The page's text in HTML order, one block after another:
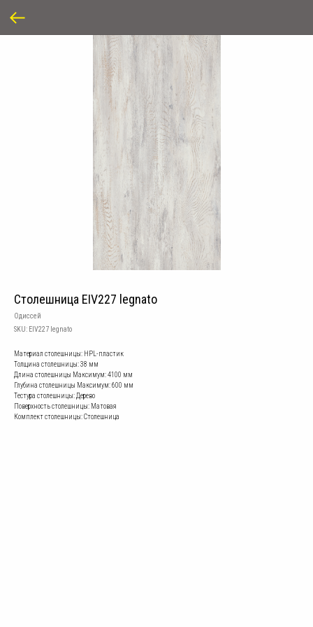
Столешница EIV227 legnato
Одиссей
SKU: EIV227 legnato
Материал столешницы: HPL-пластик
Толщина столешницы: 38 мм
Длина столешницы Mаксимум: 4100 мм
Глубина столешницы Mаксимум: 600 мм
Тестура столешницы: Дерево
Поверхность столешницы: Матовая
Комплект столешницы: Столешница